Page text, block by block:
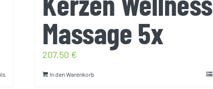
Massage 5x
207,50 €
In den Warenkorb